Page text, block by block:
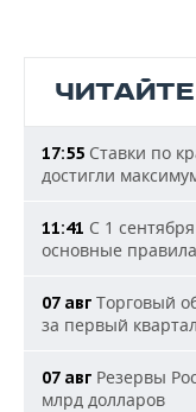
17:55 Ставки по
достигли
11:41 С 1
основные
07 авг Торговый
за первый
07 авг Резервы
млрд долларов